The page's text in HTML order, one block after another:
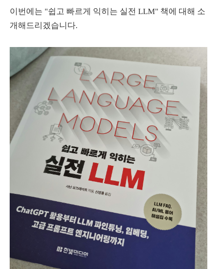
이번에는 "쉽고 빠르게 익히는 실전 LLM" 책에 대해 소
개해드리겠습니다.